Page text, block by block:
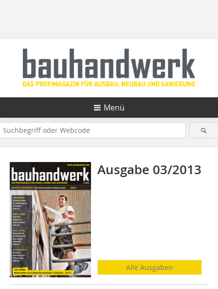
Menü
Ausgabe 03/2013
Alle Ausgaben